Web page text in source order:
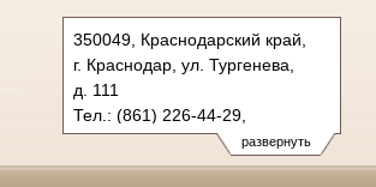
развернуть
350049, Краснодарский край,
г. Краснодар, ул. Тургенева,
д. 111
Тел.: (861) 226-44-29,
(861) 226-05-32
krasnodar-